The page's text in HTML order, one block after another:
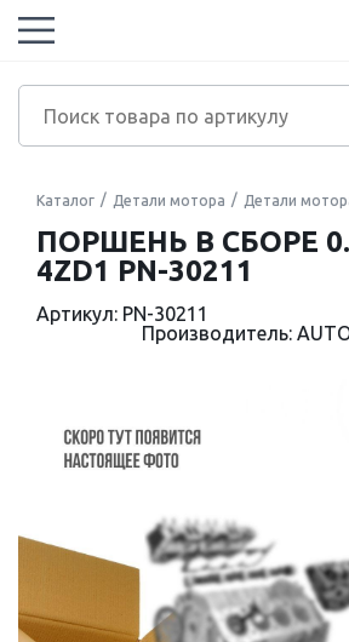
Каталог Детали мотора Детали
ПОРШЕНЬ В СБОРЕ
4ZD1 PN-30211
Артикул: PN-30211
Производитель: